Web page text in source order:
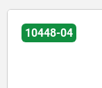
10448-04